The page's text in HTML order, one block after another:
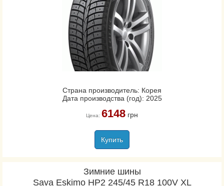
Страна производитель: Корея
Дата производства (год): 2025
Цена: 6148грн
Купить
Зимние шины
Sava Eskimo HP2 245/45 R18 100V XL